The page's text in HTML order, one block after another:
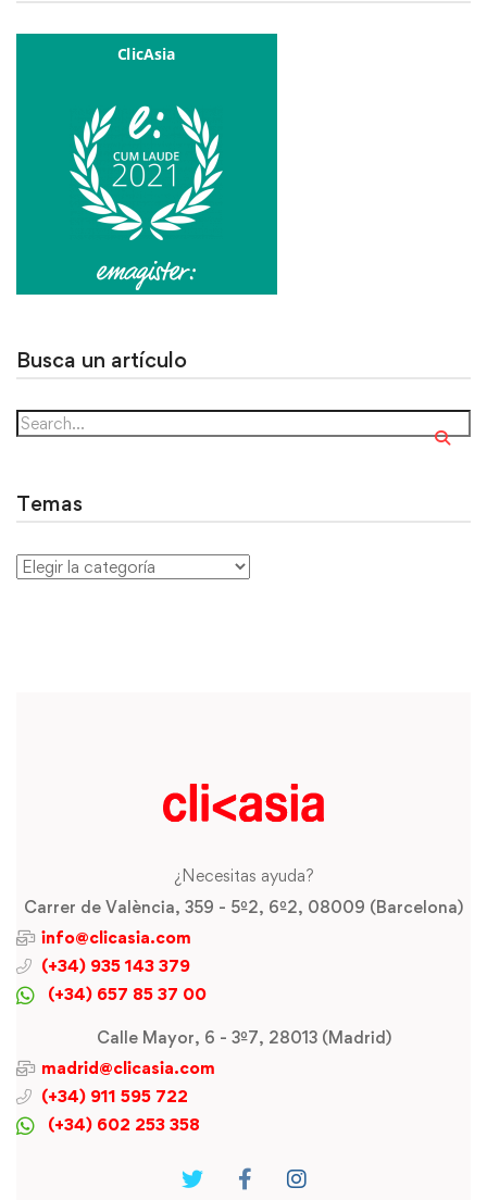
Busca un artículo
Temas
¿Necesitas ayuda?
Carrer de València, 359 - 5º2, 6º2, 08009 (Barcelona)
info@clicasia.com
(+34) 935 143 379
(+34) 657 85 37 00
Calle Mayor, 6 - 3º7, 28013 (Madrid)
madrid@clicasia.com
(+34) 911 595 722
(+34) 602 253 358